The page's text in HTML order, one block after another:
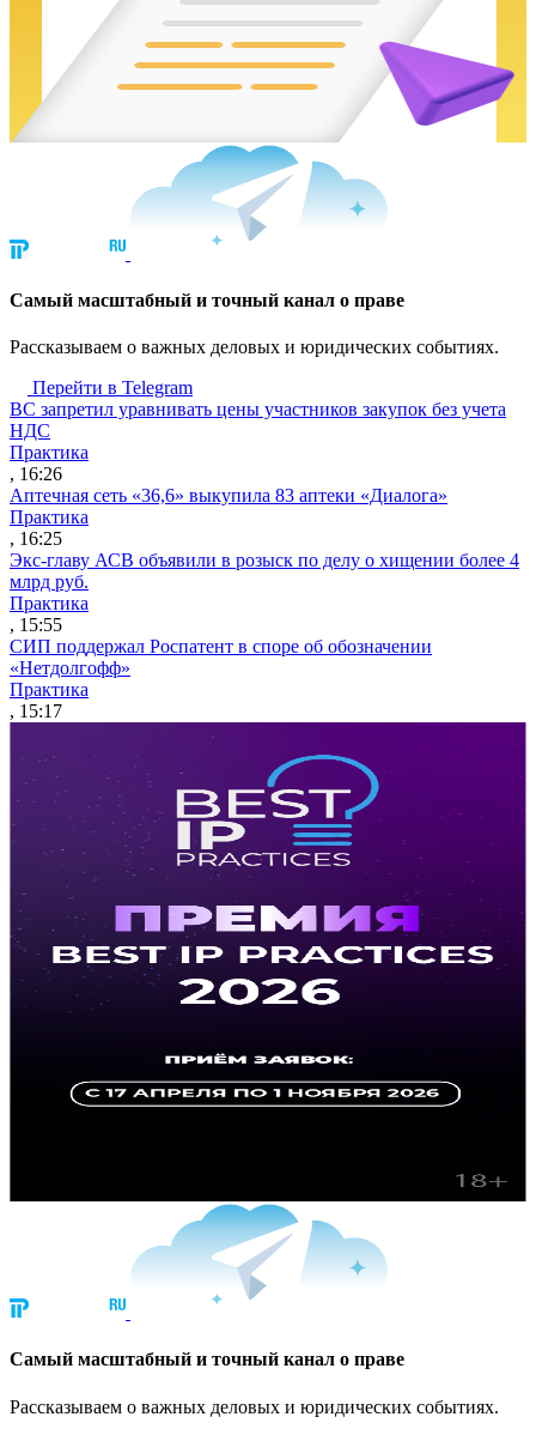
Cамый масштабный и точный канал о праве
Рассказываем о важных деловых и юридических событиях.
Перейти в Telegram
ВС запретил уравнивать цены участников закупок без учета
НДС
Практика
, 16:26
Аптечная сеть «36,6» выкупила 83 аптеки «Диалога»
Практика
, 16:25
Экс-главу АСВ объявили в розыск по делу о хищении более 4
млрд руб.
Практика
, 15:55
СИП поддержал Роспатент в споре об обозначении
«Нетдолгофф»
Практика
, 15:17
Cамый масштабный и точный канал о праве
Рассказываем о важных деловых и юридических событиях.